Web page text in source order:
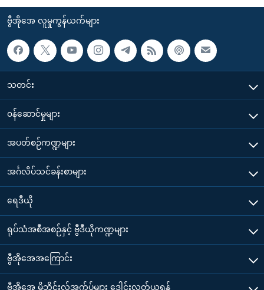
ဗွီအိုအေ လူမှုကွန်ယက်များ
သတင်း
၀န်ဆောင်မှုများ
အပတ်စဉ်ကဏ္ဍများ
အင်္ဂလိပ်သင်ခန်းစာများ
ရေဒီယို
ရုပ်သံအစီအစဉ်နှင့် ဗွီဒီယိုကဏ္ဍများ
ဗွီအိုအေအကြောင်း
ဗွီအိုအေ မိုဘိုင်းလ်အက်ပ်များ ဒေါင်းလုတ်ယူရန်